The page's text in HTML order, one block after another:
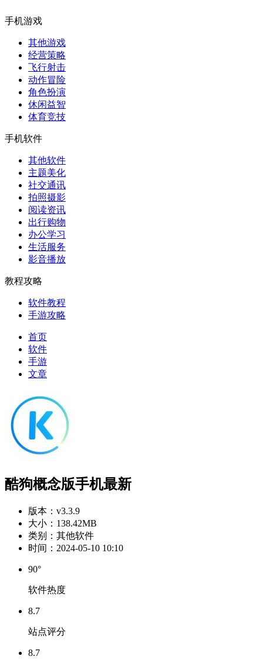
手机游戏
其他游戏
经营策略
飞行射击
动作冒险
角色扮演
休闲益智
体育竞技
手机软件
其他软件
主题美化
社交通讯
拍照摄影
阅读资讯
出行购物
办公学习
生活服务
影音播放
教程攻略
软件教程
手游攻略
首页
软件
手游
文章
酷狗概念版手机最新
版本： v3.3.9
大小： 138.42MB
类别： 其他软件
时间： 2024-05-10 10:10
90°
软件热度
8.7
站点评分
8.7